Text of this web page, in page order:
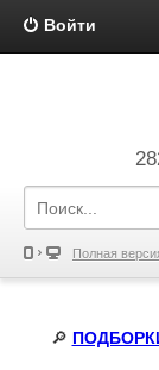
Войти
Полная
🔎